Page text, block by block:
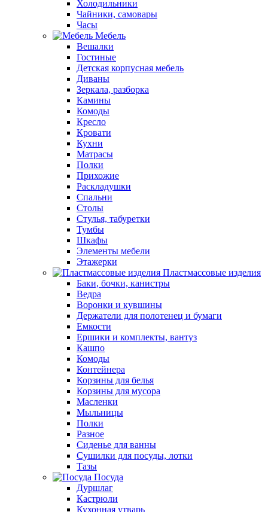
Холодильники
Чайники, самовары
Часы
Мебель
Вешалки
Гостиные
Детская корпусная мебель
Диваны
Зеркала, разборка
Камины
Комоды
Кресло
Кровати
Кухни
Матрасы
Полки
Прихожие
Раскладушки
Спальни
Столы
Стулья, табуретки
Тумбы
Шкафы
Элементы мебели
Этажерки
Пластмассовые изделия
Баки, бочки, канистры
Ведра
Воронки и кувшины
Держатели для полотенец и бумаги
Емкости
Ершики и комплекты, вантуз
Кашпо
Комоды
Контейнера
Корзины для белья
Корзины для мусора
Масленки
Мыльницы
Полки
Разное
Сиденье для ванны
Сушилки для посуды, лотки
Тазы
Посуда
Дуршлаг
Кастрюли
Кухонная утварь